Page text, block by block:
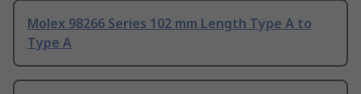
Molex 98266 Series 102 mm Length Type A to
Type A